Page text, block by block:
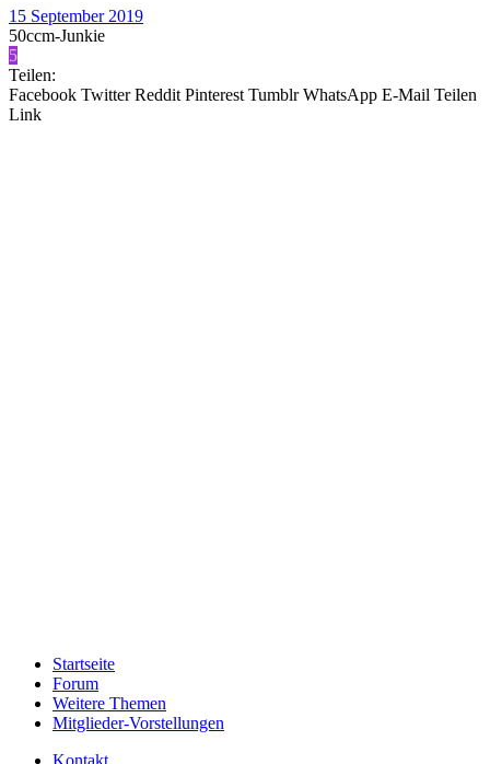
15 September 2019
50ccm-Junkie
5
Teilen:
Facebook Twitter Reddit Pinterest Tumblr WhatsApp E-Mail Teilen
Link
Startseite
Forum
Weitere Themen
Mitglieder-Vorstellungen
Kontakt